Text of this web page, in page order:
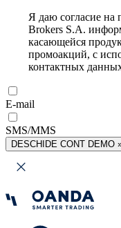
Я даю согласие
Brokers S.A.
касающейся
промоакций, с
контактных
E-mail
SMS/MMS
DESCHIDE CONT DEMO